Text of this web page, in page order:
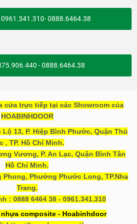
0961.341.310- 0888.6464.38
- 0888.6464.38
cửa trực tiếp tại các Showroom của
HOABINHDOOR
13, P. Hiệp Bình Phước, Quận Thủ
, TP. Hồ Chí Minh.
Vương, P. An Lạc, Quận Bình Tân
Hồ Chí Minh.
Phong, Phường Phước Long, TP.Nha
Trang.
: 0888 6464 38 - 0961.341.310
nhựa composite - Hoabinhdoor